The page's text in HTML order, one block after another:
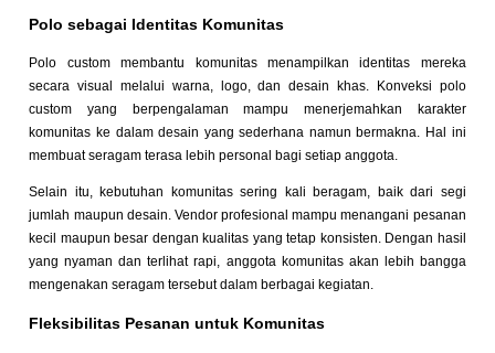
Polo sebagai Identitas Komunitas
Polo custom membantu komunitas menampilkan identitas mereka
secara visual melalui warna, logo, dan desain khas. Konveksi polo
custom yang berpengalaman mampu menerjemahkan karakter
komunitas ke dalam desain yang sederhana namun bermakna. Hal ini
membuat seragam terasa lebih personal bagi setiap anggota.
Selain itu, kebutuhan komunitas sering kali beragam, baik dari segi
jumlah maupun desain. Vendor profesional mampu menangani pesanan
kecil maupun besar dengan kualitas yang tetap konsisten. Dengan hasil
yang nyaman dan terlihat rapi, anggota komunitas akan lebih bangga
mengenakan seragam tersebut dalam berbagai kegiatan.
Fleksibilitas Pesanan untuk Komunitas